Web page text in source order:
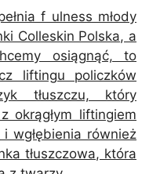
f ulness młody
Colleskin Polska, a
osiągnąć, to
liftingu policzków
tłuszczu, który
okrągłym liftingiem
wgłębienia również
tłuszczowa, która